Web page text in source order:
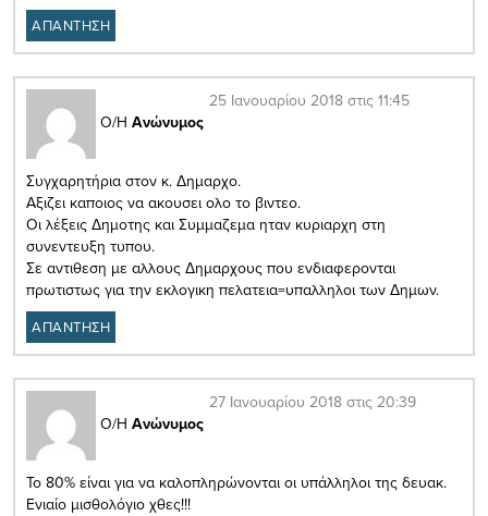
ΑΠΑΝΤΗΣΗ
Ο/Η Ανώνυμος
25 Ιανουαρίου 2018 στις 11:45
Συγχαρητήρια στον κ. Δημαρχο.
Αξιζει καποιος να ακουσει ολο το βιντεο.
Οι λέξεις Δημοτης και Συμμαζεμα ηταν κυριαρχη στη
συνεντευξη τυπου.
Σε αντιθεση με αλλους Δημαρχους που ενδιαφερονται
πρωτιστως για την εκλογικη πελατεια=υπαλληλοι των Δημων.
ΑΠΑΝΤΗΣΗ
Ο/Η Ανώνυμος
27 Ιανουαρίου 2018 στις 20:39
Το 80% είναι για να καλοπληρώνονται οι υπάλληλοι της δευακ.
Ενιαίο μισθολόγιο χθες!!!